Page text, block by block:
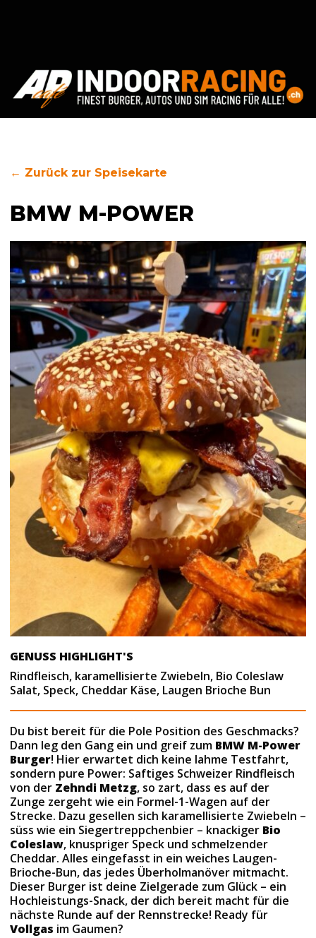
← Zurück zur Speisekarte
BMW M-POWER
GENUSS HIGHLIGHT'S
Rindfleisch, karamellisierte Zwiebeln, Bio Coleslaw
Salat, Speck, Cheddar Käse, Laugen Brioche Bun
Du bist bereit für die Pole Position des Geschmacks?
Dann leg den Gang ein und greif zum BMW M-Power
Burger! Hier erwartet dich keine lahme Testfahrt,
sondern pure Power: Saftiges Schweizer Rindfleisch
von der Zehndi Metzg, so zart, dass es auf der
Zunge zergeht wie ein Formel-1-Wagen auf der
Strecke. Dazu gesellen sich karamellisierte Zwiebeln –
süss wie ein Siegertreppchenbier – knackiger Bio
Coleslaw, knuspriger Speck und schmelzender
Cheddar. Alles eingefasst in ein weiches Laugen-
Brioche-Bun, das jedes Überholmanöver mitmacht.
Dieser Burger ist deine Zielgerade zum Glück – ein
Hochleistungs-Snack, der dich bereit macht für die
nächste Runde auf der Rennstrecke! Ready für
Vollgas im Gaumen?